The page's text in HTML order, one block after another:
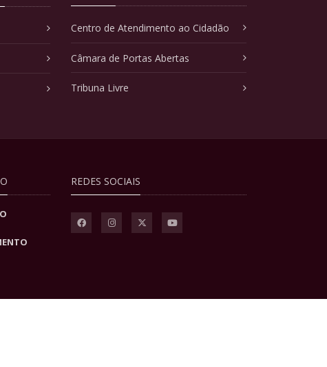
Centro de Atendimento ao Cidadão
Câmara de Portas Abertas
Tribuna Livre
REDES SOCIAIS